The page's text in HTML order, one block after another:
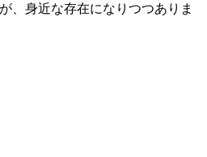
、身近な存在になりつつありま